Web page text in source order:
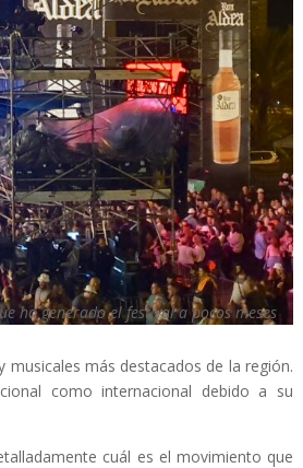
ha generado el festival a pocos meses
musicales más destacados de la región.
como internacional debido a su
cuál es el movimiento que